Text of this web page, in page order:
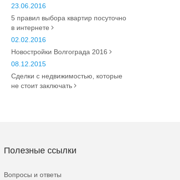
23.06.2016
5 правил выбора квартир посуточно
в интернете
02.02.2016
Новостройки Волгограда 2016
08.12.2015
Сделки с недвижимостью, которые
не стоит заключать
Полезные ссылки
Вопросы и ответы